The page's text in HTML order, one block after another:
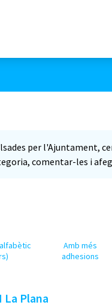
per l'Ajuntament,
comentar-les i
Amb més
adhesions
Plana